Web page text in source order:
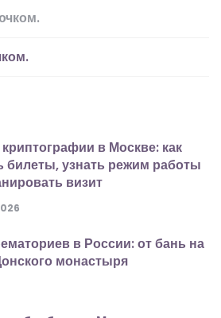
в Москве: как
билеты, узнать режим работы
визит
в России: от бань на
монастыря